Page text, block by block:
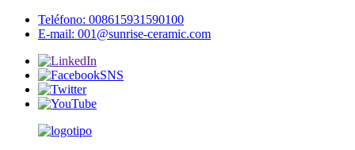
Teléfono: 008615931590100
E-mail: 001@sunrise-ceramic.com